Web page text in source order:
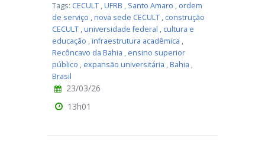
Tags: CECULT ,UFRB , Santo Amaro , ordem
de serviço ,nova sede CECULT , construção
CECULT ,universidade federal , cultura e
educação ,infraestrutura acadêmica ,
Recôncavo da Bahia , ensino superior
público , expansão universitária ,Bahia ,
Brasil
23/03/26
13h01